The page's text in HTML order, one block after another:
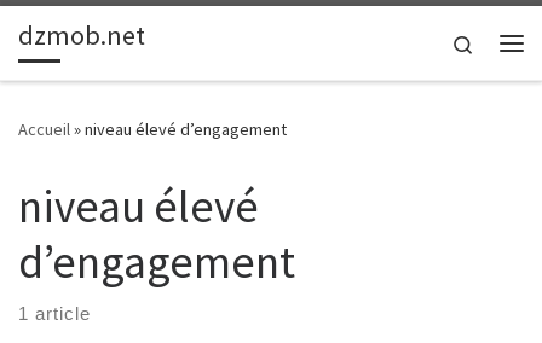
Passer au contenu
dzmob.net
Search
Accueil»niveau élevé d’engagement
niveau élevé
d’engagement
1 article